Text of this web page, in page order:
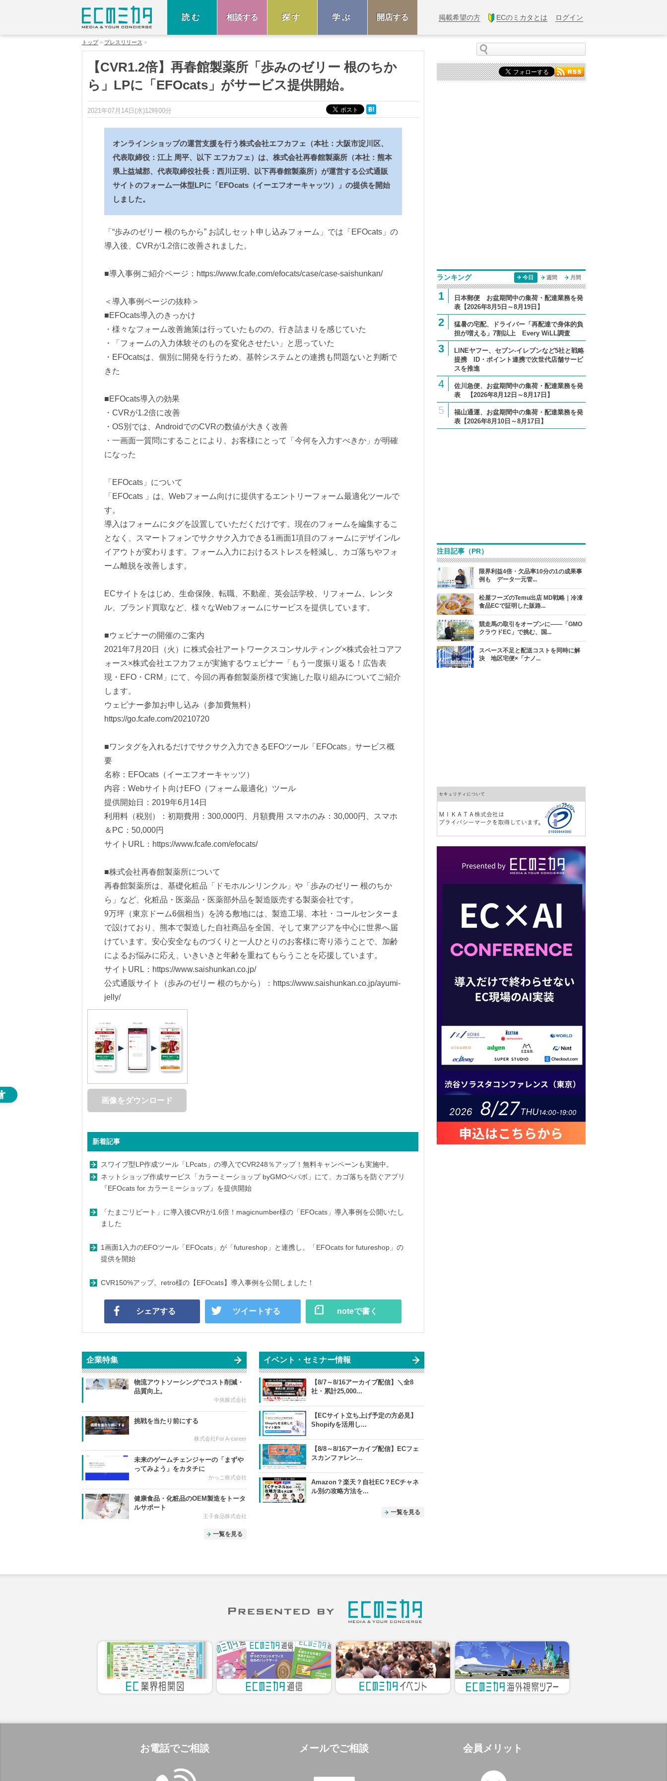
読む 相談する 探す 学ぶ 開店する 掲載希望の方 ECのミカタとは ログイン
トップ プレスリリース
【CVR1.2倍】再春館製薬所「歩みのゼリー 根のちか
ら」LPに「EFOcats」がサービス提供開始。
2021年07月14日(水)12時00分
オンラインショップの運営支援を行う株式会社エフカフェ（本社：大阪市淀川区、
代表取締役：江上 周平、以下 エフカフェ）は、株式会社再春館製薬所（本社：熊本
県上益城郡、代表取締役社長：西川正明、以下再春館製薬所）が運営する公式通販
サイトのフォーム一体型LPに「EFOcats（イーエフオーキャッツ）」の提供を開始
しました。
「“歩みのゼリー 根のちから” お試しセット申し込みフォーム」では「EFOcats」の
導入後、CVRが1.2倍に改善されました。
■導入事例ご紹介ページ： https://www.fcafe.com/efocats/case/case-saishunkan/
＜導入事例ページの抜粋＞
■EFOcats導入のきっかけ
・様々なフォーム改善施策は行っていたものの、行き詰まりを感じていた
・「フォームの入力体験そのものを変化させたい」と思っていた
・EFOcatsは、個別に開発を行うため、基幹システムとの連携も問題ないと判断で
きた
■EFOcats導入の効果
・CVRが1.2倍に改善
・OS別では、AndroidでのCVRの数値が大きく改善
・一画面一質問にすることにより、お客様にとって「今何を入力すべきか」が明確
になった
「EFOcats」について
「EFOcats 」は、Webフォーム向けに提供するエントリーフォーム最適化ツールで
す。
導入はフォームにタグを設置していただくだけです。現在のフォームを編集するこ
となく、スマートフォンでサクサク入力できる1画面1項目のフォームにデザイン/レ
イアウトが変わります。フォーム入力におけるストレスを軽減し、カゴ落ちやフォ
ーム離脱を改善します。
ECサイトをはじめ、生命保険、転職、不動産、英会話学校、リフォーム、レンタ
ル、ブランド買取など、様々なWebフォームにサービスを提供しています。
■ウェビナーの開催のご案内
2021年7月20日（火）に株式会社アートワークスコンサルティング×株式会社コアフ
ォース×株式会社エフカフェが実施するウェビナー「もう一度振り返る！広告表
現・EFO・CRM」にて、今回の再春館製薬所様で実施した取り組みについてご紹介
します。
ウェビナー参加お申し込み（参加費無料）
https://go.fcafe.com/20210720
■ワンタグを入れるだけでサクサク入力できるEFOツール「EFOcats」サービス概
要
名称：EFOcats（イーエフオーキャッツ）
内容：Webサイト向けEFO（フォーム最適化）ツール
提供開始日：2019年6月14日
利用料（税別）：初期費用：300,000円、月額費用 スマホのみ：30,000円、スマホ
＆PC：50,000円
サイトURL： https://www.fcafe.com/efocats/
■株式会社再春館製薬所について
再春館製薬所は、基礎化粧品「ドモホルンリンクル」や「歩みのゼリー 根のちか
ら」など、化粧品・医薬品・医薬部外品を製造販売する製薬会社です。
9万坪（東京ドーム6個相当）を誇る敷地には、製造工場、本社・コールセンターま
で設けており、熊本で製造した自社商品を全国、そして東アジアを中心に世界へ届
けています。安心安全なものづくりと一人ひとりのお客様に寄り添うことで、加齢
によるお悩みに応え、いきいきと年齢を重ねてもらうことを応援しています。
サイトURL： https://www.saishunkan.co.jp/
公式通販サイト（歩みのゼリー 根のちから）： https://www.saishunkan.co.jp/ayumi-
jelly/
画像をダウンロード
新着記事
スワイプ型LP作成ツール「LPcats」の導入でCVR248％アップ！無料キャンペーンも実施中。
ネットショップ作成サービス「カラーミーショップ byGMOペパボ」にて、カゴ落ちを防ぐアプリ
『EFOcats for カラーミーショップ』を提供開始
「たまごリピート」に導入後CVRが1.6倍！magicnumber様の「EFOcats」導入事例を公開いたし
ました
1画面1入力のEFOツール「EFOcats」が「futureshop」と連携し。「EFOcats for futureshop」の
提供を開始
CVR150%アップ。retro様の【EFOcats】導入事例を公開しました！
シェアする ツイートする noteで書く
企業特集
物流アウトソーシングでコスト削減・
品質向上。
中央株式会社
挑戦を当たり前にする
株式会社For A-career
未来のゲームチェンジャーの「まずや
ってみよう」をカタチに
かっこ株式会社
健康食品・化粧品のOEM製造をトータ
ルサポート
王子食品株式会社
一覧を見る
イベント・セミナー情報
【8/7～8/16アーカイブ配信】＼全8
社・累計25,000...
【ECサイト立ち上げ予定の方必見】
Shopifyを活用し...
【8/8～8/16アーカイブ配信】ECフェ
スカンファレン...
Amazon？楽天？自社EC？ECチャネ
ル別の攻略方法を...
一覧を見る
ランキング 今日 週間 月間
1
日本郵便 お盆期間中の集荷・配達業務を発
表【2026年8月5日～8月19日】
2
猛暑の宅配、ドライバー「再配達で身体的負
担が増える」7割以上 Every WiLL調査
3
LINEヤフー、セブン-イレブンなど5社と戦略
提携 ID・ポイント連携で次世代店舗サービ
スを推進
4
佐川急便、お盆期間中の集荷・配達業務を発
表 【2026年8月12日～8月17日】
5
福山通運、お盆期間中の集荷・配達業務を発
表【2026年8月10日～8月17日】
注目記事（PR）
限界利益4倍・欠品率10分の1の成果事
例も データ一元管...
松屋フーズのTemu出店 MD戦略｜冷凍
食品ECで証明した販路...
競走馬の取引をオープンに――「GMO
クラウドEC」で挑む、国...
スペース不足と配送コストを同時に解
決 地区宅便×「ナノ...
お電話でご相談 メールでご相談 会員メリット